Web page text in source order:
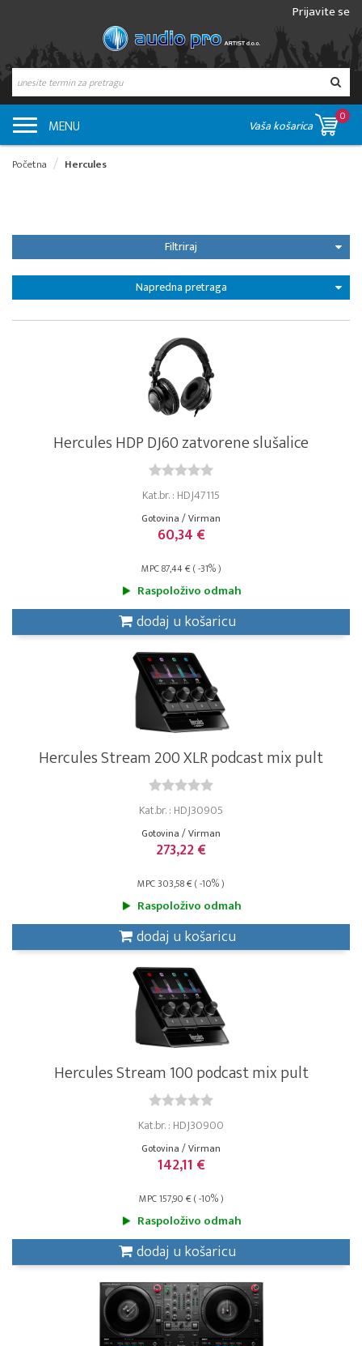
Prijavite se
MENU Vaša košarica
0
Početna Hercules
Filtriraj
Napredna pretraga
Hercules HDP DJ60 zatvorene slušalice
Kat.br. : HDJ47115
Gotovina / Virman
60,34 €
MPC 87,44 € ( -31% )
Raspoloživo odmah
dodaj u košaricu
Hercules Stream 200 XLR podcast mix pult
Kat.br. : HDJ30905
Gotovina / Virman
273,22 €
MPC 303,58 € ( -10% )
Raspoloživo odmah
dodaj u košaricu
Hercules Stream 100 podcast mix pult
Kat.br. : HDJ30900
Gotovina / Virman
142,11 €
MPC 157,90 € ( -10% )
Raspoloživo odmah
dodaj u košaricu